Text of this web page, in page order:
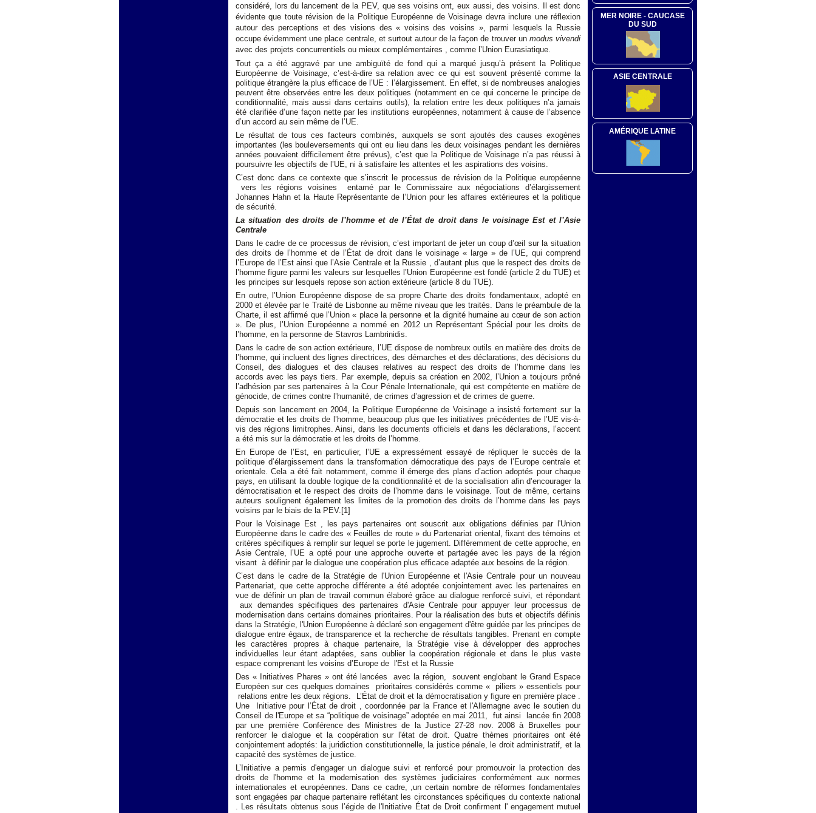
considéré, lors du lancement de la PEV, que ses voisins ont, eux aussi, des voisins. Il est donc
évidente que toute révision de la Politique Européenne de Voisinage devra inclure une réflexion
autour des perceptions et des visions des « voisins des voisins », parmi lesquels la Russie
occupe évidemment une place centrale, et surtout autour de la façon de trouver un modus vivendi
avec des projets concurrentiels ou mieux complémentaires , comme l’Union Eurasiatique.
Tout ça a été aggravé par une ambiguïté de fond qui a marqué jusqu’à présent la Politique
Européenne de Voisinage, c’est-à-dire sa relation avec ce qui est souvent présenté comme la
politique étrangère la plus efficace de l’UE : l’élargissement. En effet, si de nombreuses analogies
peuvent être observées entre les deux politiques (notamment en ce qui concerne le principe de
conditionnalité, mais aussi dans certains outils), la relation entre les deux politiques n’a jamais
été clarifiée d’une façon nette par les institutions européennes, notamment à cause de l’absence
d’un accord au sein même de l’UE.
Le résultat de tous ces facteurs combinés, auxquels se sont ajoutés des causes exogènes
importantes (les bouleversements qui ont eu lieu dans les deux voisinages pendant les dernières
années pouvaient difficilement être prévus), c’est que la Politique de Voisinage n’a pas réussi à
poursuivre les objectifs de l’UE, ni à satisfaire les attentes et les aspirations des voisins.
C’est donc dans ce contexte que s’inscrit le processus de révision de la Politique européenne
vers les régions voisines entamé par le Commissaire aux négociations d’élargissement
Johannes Hahn et la Haute Représentante de l’Union pour les affaires extérieures et la politique
de sécurité.
La situation des droits de l’homme et de l’État de droit dans le voisinage Est et l’Asie
Centrale
Dans le cadre de ce processus de révision, c’est important de jeter un coup d’œil sur la situation
des droits de l’homme et de l’État de droit dans le voisinage « large » de l’UE, qui comprend
l’Europe de l’Est ainsi que l’Asie Centrale et la Russie , d’autant plus que le respect des droits de
l’homme figure parmi les valeurs sur lesquelles l’Union Européenne est fondé (article 2 du TUE) et
les principes sur lesquels repose son action extérieure (article 8 du TUE).
En outre, l’Union Européenne dispose de sa propre Charte des droits fondamentaux, adopté en
2000 et élevée par le Traité de Lisbonne au même niveau que les traités. Dans le préambule de la
Charte, il est affirmé que l’Union « place la personne et la dignité humaine au cœur de son action
». De plus, l’Union Européenne a nommé en 2012 un Représentant Spécial pour les droits de
l’homme, en la personne de Stavros Lambrinidis.
Dans le cadre de son action extérieure, l’UE dispose de nombreux outils en matière des droits de
l’homme, qui incluent des lignes directrices, des démarches et des déclarations, des décisions du
Conseil, des dialogues et des clauses relatives au respect des droits de l’homme dans les
accords avec les pays tiers. Par exemple, depuis sa création en 2002, l’Union a toujours prôné
l’adhésion par ses partenaires à la Cour Pénale Internationale, qui est compétente en matière de
génocide, de crimes contre l’humanité, de crimes d’agression et de crimes de guerre.
Depuis son lancement en 2004, la Politique Européenne de Voisinage a insisté fortement sur la
démocratie et les droits de l’homme, beaucoup plus que les initiatives précédentes de l’UE vis-à-
vis des régions limitrophes. Ainsi, dans les documents officiels et dans les déclarations, l’accent
a été mis sur la démocratie et les droits de l’homme.
En Europe de l’Est, en particulier, l’UE a expressément essayé de répliquer le succès de la
politique d’élargissement dans la transformation démocratique des pays de l’Europe centrale et
orientale. Cela a été fait notamment, comme il émerge des plans d’action adoptés pour chaque
pays, en utilisant la double logique de la conditionnalité et de la socialisation afin d’encourager la
démocratisation et le respect des droits de l’homme dans le voisinage. Tout de même, certains
auteurs soulignent également les limites de la promotion des droits de l’homme dans les pays
voisins par le biais de la PEV. [1]
Pour le Voisinage Est , les pays partenaires ont souscrit aux obligations définies par l'Union
Européenne dans le cadre des « Feuilles de route » du Partenariat oriental, fixant des témoins et
critères spécifiques à remplir sur lequel se porte le jugement. Différemment de cette approche, en
Asie Centrale, l’UE a opté pour une approche ouverte et partagée avec les pays de la région
visant à définir par le dialogue une coopération plus efficace adaptée aux besoins de la région.
C’est dans le cadre de la Stratégie de l'Union Européenne et l'Asie Centrale pour un nouveau
Partenariat, que cette approche différente a été adoptée conjointement avec les partenaires en
vue de définir un plan de travail commun élaboré grâce au dialogue renforcé suivi, et répondant
aux demandes spécifiques des partenaires d'Asie Centrale pour appuyer leur processus de
modernisation dans certains domaines prioritaires. Pour la réalisation des buts et objectifs définis
dans la Stratégie, l'Union Européenne à déclaré son engagement d'être guidée par les principes de
dialogue entre égaux, de transparence et la recherche de résultats tangibles. Prenant en compte
les caractères propres à chaque partenaire, la Stratégie vise à développer des approches
individuelles leur étant adaptées, sans oublier la coopération régionale et dans le plus vaste
espace comprenant les voisins d’Europe de l'Est et la Russie
Des « Initiatives Phares » ont été lancées avec la région, souvent englobant le Grand Espace
Européen sur ces quelques domaines prioritaires considérés comme « piliers » essentiels pour
relations entre les deux régions. L’État de droit et la démocratisation y figure en première place .
Une Initiative pour l’État de droit , coordonnée par la France et l'Allemagne avec le soutien du
Conseil de l'Europe et sa “politique de voisinage” adoptée en mai 2011, fut ainsi lancée fin 2008
par une première Conférence des Ministres de la Justice 27-28 nov. 2008 à Bruxelles pour
renforcer le dialogue et la coopération sur l'état de droit. Quatre thèmes prioritaires ont été
conjointement adoptés: la juridiction constitutionnelle, la justice pénale, le droit administratif, et la
capacité des systèmes de justice.
L’Initiative a permis d'engager un dialogue suivi et renforcé pour promouvoir la protection des
droits de l'homme et la modernisation des systèmes judiciaires conformément aux normes
internationales et européennes. Dans ce cadre, ,un certain nombre de réformes fondamentales
sont engagées par chaque partenaire reflétant les circonstances spécifiques du contexte national
. Les résultats obtenus sous l’égide de l'Initiative État de Droit confirment l' engagement mutuel
MER NOIRE - CAUCASE
DU SUD
ASIE CENTRALE
AMÉRIQUE LATINE